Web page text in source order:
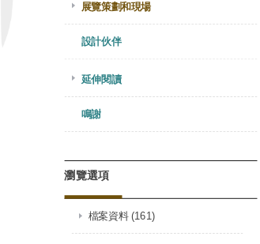
展覽策劃和現場
設計伙伴
延伸閱讀
鳴謝
瀏覽選項
檔案資料 (161)